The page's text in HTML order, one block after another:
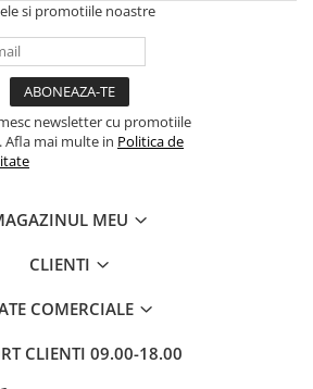
Young
si promotiile noastre
newsletter cu promotiile
Afla mai multe in Politica de
MEU
CLIENTI
COMERCIALE
CLIENTI 09.00-18.00